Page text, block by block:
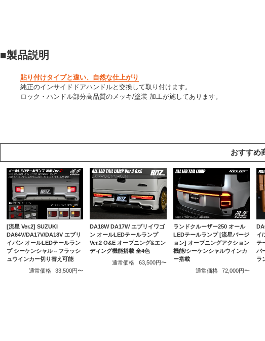
■製品説明
貼り付けタイプと違い、自然な仕上がり
純正のインサイドドアハンドルと交換して取り付けます。
ロック・ハンドル部分高品質のメッキ/塗装 加工が施してあります。
おすすめ
[流星 Ver.2] SUZUKI
DA64V/DA17V/DA18V エブリ
イバン オールLEDテールラン
プ シーケンシャル⇔フラッシ
ュウインカー切り替え可能
通常価格
33,500円〜
DA18W DA17W エブリイワゴ
ン オールLEDテールランプ
Ver.2 O&E オープニング&エン
ディング機能搭載 全4色
通常価格
63,500円〜
ランドクルーザー250 オール
LEDテールランプ [流星バージ
ョン] オープニングアクション
機能/シーケンシャルウインカ
ー搭載
通常価格
72,000円〜
イ/
テ
バ
ラ